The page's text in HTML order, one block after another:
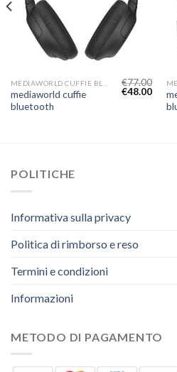
mediaworld cuffie
bluetooth
€77.00
€48.00
POLITICHE
Informativa sulla privacy
Politica di rimborso e reso
Termini e condizioni
Informazioni
METODO DI PAGAMENTO